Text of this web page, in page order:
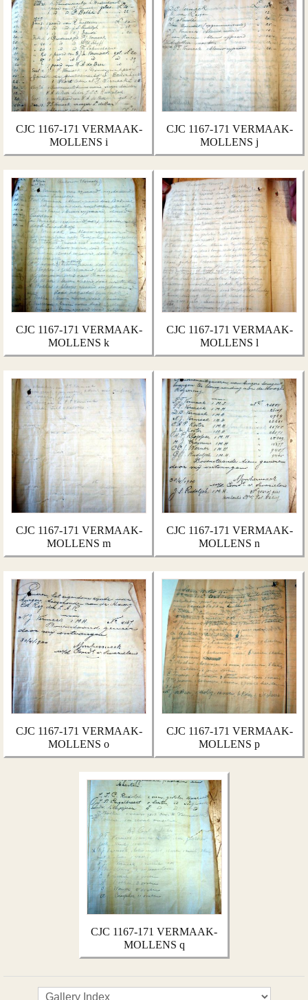
CJC 1167-171 VERMAAK-
MOLLENS i
CJC 1167-171 VERMAAK-
MOLLENS j
CJC 1167-171 VERMAAK-
MOLLENS k
CJC 1167-171 VERMAAK-
MOLLENS l
CJC 1167-171 VERMAAK-
MOLLENS m
CJC 1167-171 VERMAAK-
MOLLENS n
CJC 1167-171 VERMAAK-
MOLLENS o
CJC 1167-171 VERMAAK-
MOLLENS p
CJC 1167-171 VERMAAK-
MOLLENS q